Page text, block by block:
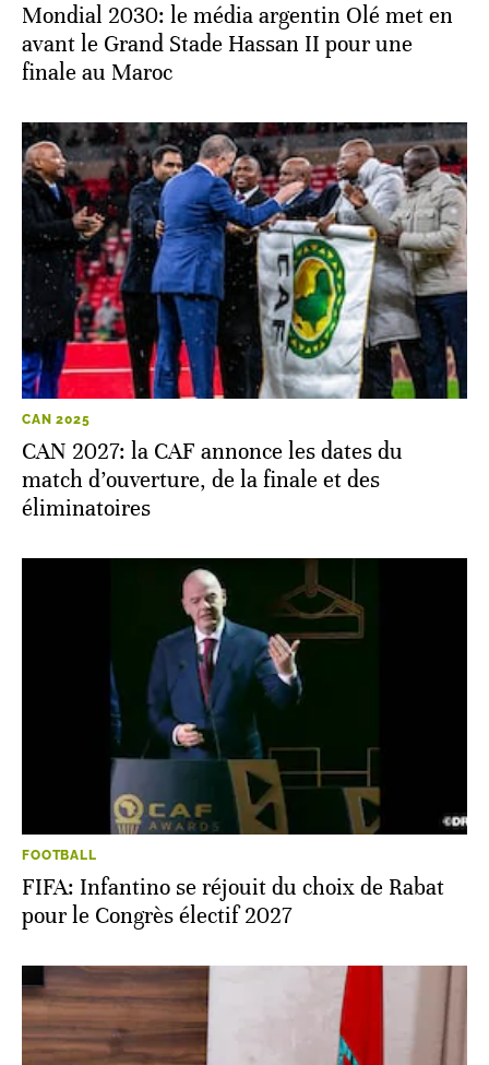
Mondial 2030: le média argentin Olé met en
avant le Grand Stade Hassan II pour une
finale au Maroc
CAN 2025
CAN 2027: la CAF annonce les dates du
match d’ouverture, de la finale et des
éliminatoires
FOOTBALL
FIFA: Infantino se réjouit du choix de Rabat
pour le Congrès électif 2027